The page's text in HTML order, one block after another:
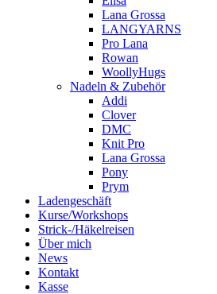
Lana Grossa
LANGYARNS
Pro Lana
Rowan
WoollyHugs
Nadeln & Zubehör
Addi
Clover
DMC
Knit Pro
Lana Grossa
Pony
Prym
Ladengeschäft
Kurse/Workshops
Strick-/Häkelreisen
Über mich
News
Kontakt
Kasse